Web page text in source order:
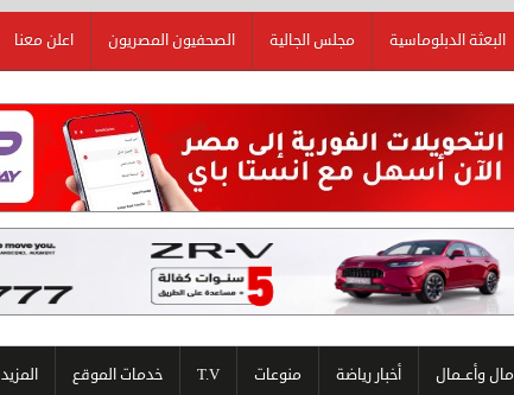
البعثة الدبلوماسية مجلس الجالية الصحفيون المصريون اعلن معنا
مال وأعــمال أخبار رياضة منوعات T.V خدمات الموقع المزيد